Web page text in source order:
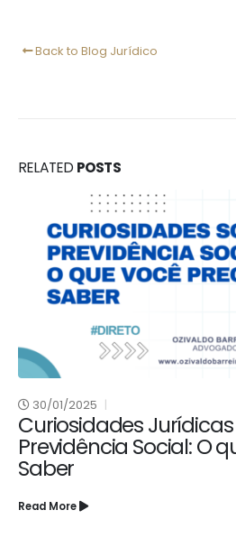
Back to Blog Jurídico
RELATED POSTS
30/01/2025
Curiosidades
Previdência Social: O
Saber
Read More